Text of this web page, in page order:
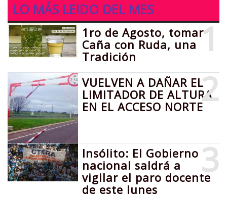
LO MÁS LEIDO DEL MES
1
1ro de Agosto, tomar
Caña con Ruda, una
Tradición
2
VUELVEN A DAÑAR EL
LIMITADOR DE ALTURA
EN EL ACCESO NORTE
3
Insólito: El Gobierno
nacional saldrá a
vigilar el paro docente
de este lunes